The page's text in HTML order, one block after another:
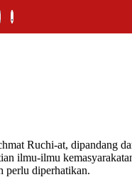
Ruchi-at, dipandang
ilmu-ilmu
perlu diperhatikan.